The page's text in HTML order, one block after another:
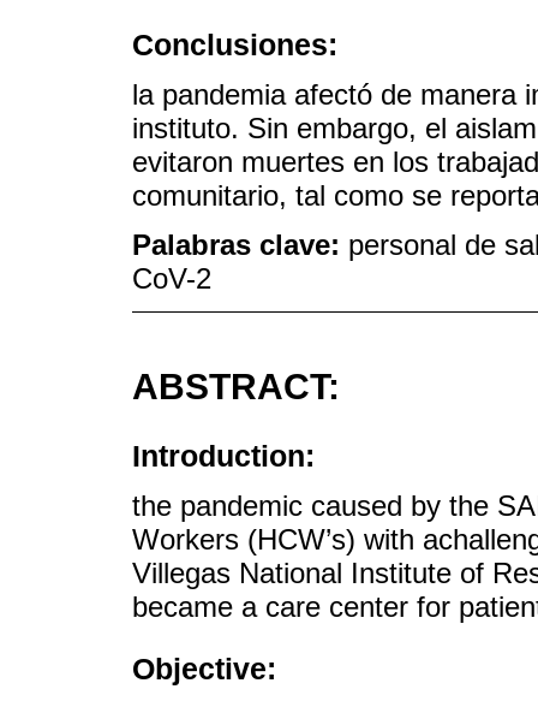
Conclusiones:
la pandemia afectó de manera
instituto. Sin embargo, el
evitaron muertes en los
comunitario, tal como se
Palabras clave: personal de
CoV-2
ABSTRACT:
Introduction:
the pandemic caused by the
Workers (HCW’s) with
Villegas National Institute of
became a care center for
Objective: